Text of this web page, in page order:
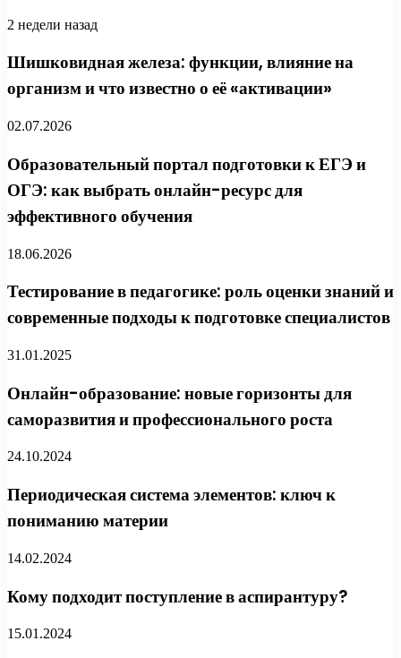
2 недели назад
Шишковидная железа: функции, влияние на
организм и что известно о её «активации»
02.07.2026
Образовательный портал подготовки к ЕГЭ и
ОГЭ: как выбрать онлайн-ресурс для
эффективного обучения
18.06.2026
Тестирование в педагогике: роль оценки знаний и
современные подходы к подготовке специалистов
31.01.2025
Онлайн-образование: новые горизонты для
саморазвития и профессионального роста
24.10.2024
Периодическая система элементов: ключ к
пониманию материи
14.02.2024
Кому подходит поступление в аспирантуру?
15.01.2024